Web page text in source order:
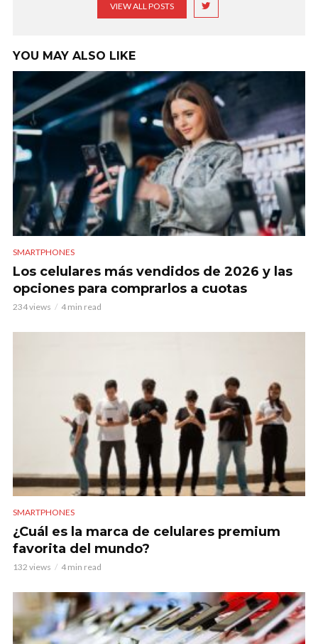
VIEW ALL POSTS
YOU MAY ALSO LIKE
SMARTPHONES
Los celulares más vendidos de 2026 y las
opciones para comprarlos a cuotas
234 views 4 min read
SMARTPHONES
¿Cuál es la marca de celulares premium
favorita del mundo?
132 views 4 min read